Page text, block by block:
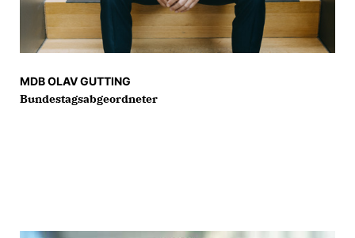
MDB OLAV GUTTING
Bundestagsabgeordneter